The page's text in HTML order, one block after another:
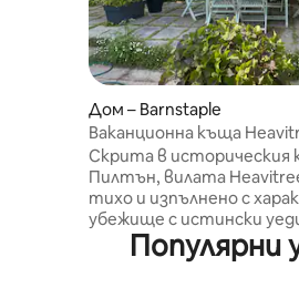
Дом – Barnstaple
Ваканционна къща
Heavitree Garden
Скрита в историческия
Пилтън, вилата
тихо и изпълнено с
убежище с истински
градина, оживена от
птиците, на кратко
Популярни